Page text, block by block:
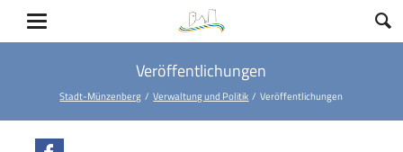
Veröffentlichungen
Stadt-Münzenberg Verwaltung und Politik Veröffentlichungen